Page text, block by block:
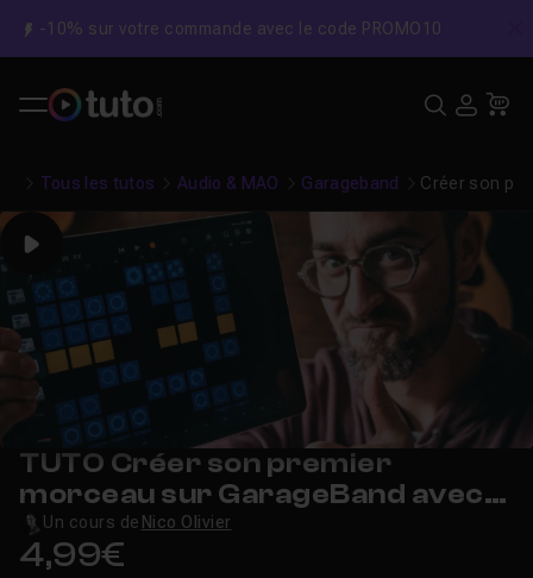
-10% sur votre commande avec le code PROMO10
Tous les tutos Audio & MAO Garageband Créer son
Play
TUTO Créer son premier
morceau sur GarageBand avec
les Live Loops
Un cours de Nico Olivier
4,99€